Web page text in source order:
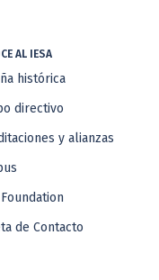
AL IESA
histórica
directivo
y alianzas
de Contacto